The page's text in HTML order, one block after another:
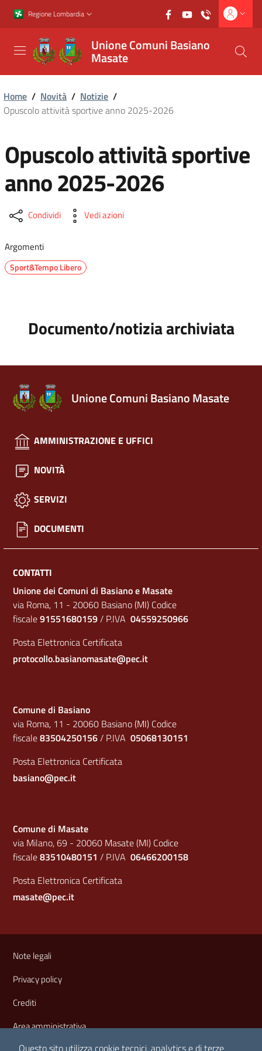
Questo sito utilizza cookie tecnici, analytics e di terze
Vai al contenuto principale
Vai al footer
Regione Lombardia
Unione Comuni Basiano
Masate
Home / Novità / Notizie /
Opuscolo attività sportive anno 2025-2026
Opuscolo attività sportive
anno 2025-2026
Condividi Vedi azioni
Argomenti
Sport&Tempo Libero
Documento/notizia archiviata
Unione Comuni Basiano Masate
AMMINISTRAZIONE E UFFICI
NOVITÀ
SERVIZI
DOCUMENTI
CONTATTI
Unione dei Comuni di Basiano e Masate
via Roma, 11 - 20060 Basiano (MI) Codice
fiscale91551680159/ P.IVA 04559250966
Posta Elettronica Certificata
protocollo.basianomasate@pec.it
Comune di Basiano
via Roma, 11 - 20060 Basiano (MI) Codice
fiscale83504250156/ P.IVA 05068130151
Posta Elettronica Certificata
basiano@pec.it
Comune di Masate
via Milano, 69 - 20060 Masate (MI) Codice
fiscale83510480151 / P.IVA 06466200158
Posta Elettronica Certificata
masate@pec.it
Sezione Link Utili
Note legali
Privacy policy
Crediti
Area amministrativa